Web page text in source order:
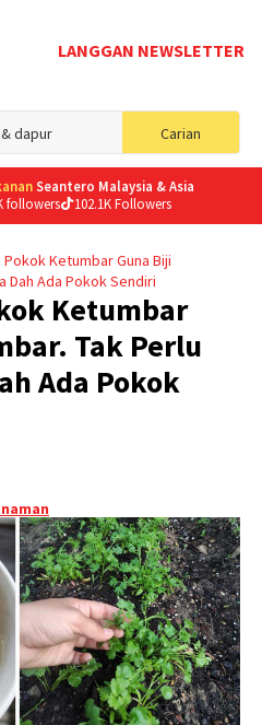
LANGGAN NEWSLETTER
Carian
for:
Seantero Malaysia & Asia
followers 102.1K Followers
Pokok Ketumbar Guna Biji
Dah Ada Pokok Sendiri
Ketumbar
Tak Perlu
Ada Pokok